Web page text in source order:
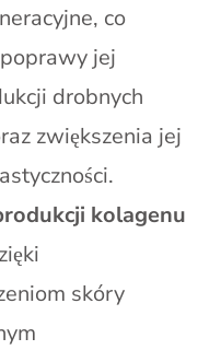
co
jej
drobnych
zwiększenia jej
kolagenu
skóry